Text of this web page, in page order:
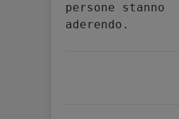
persone stanno
aderendo.